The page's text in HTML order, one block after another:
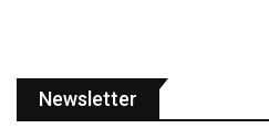
Newsletter